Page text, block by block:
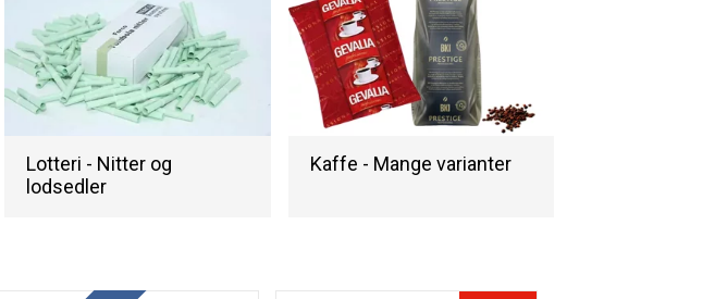
Lotteri - Nitter og
lodsedler
Kaffe - Mange varianter